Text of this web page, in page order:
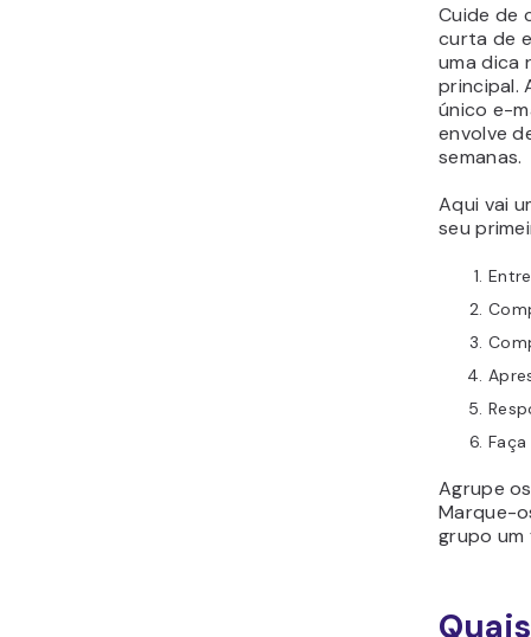
Cuide de
curta de
uma dica
principal.
único e-
envolve
semanas.
Aqui vai
seu
Agrupe
Marque-
grupo um